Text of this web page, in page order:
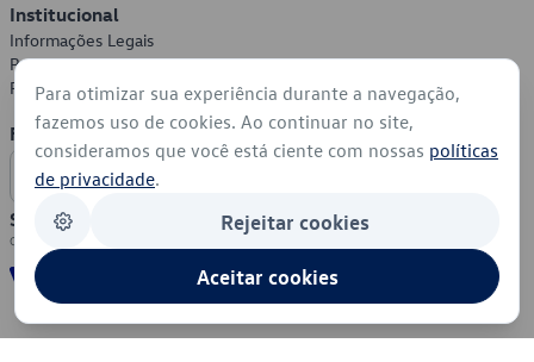
Institucional
Informações Legais
Política de Privacidade
Política de Cookies
Formas de Pagamento
Segurança
Para otimizar sua experiência durante a navegação,
fazemos uso de cookies. Ao continuar no site,
consideramos que você está ciente com nossas políticas
de privacidade.
Rejeitar cookies
Aceitar cookies